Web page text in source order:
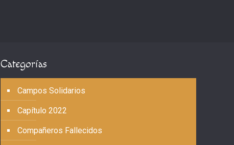
Categorías
Campos Solidarios
Capítulo 2022
Compañeros Fallecidos